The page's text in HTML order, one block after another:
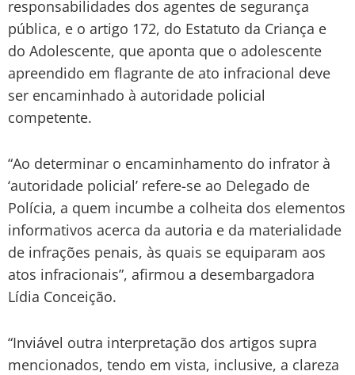
responsabilidades dos agentes de segurança
pública, e o artigo 172, do Estatuto da Criança e
do Adolescente, que aponta que o adolescente
apreendido em flagrante de ato infracional deve
ser encaminhado à autoridade policial
competente.
“Ao determinar o encaminhamento do infrator à
‘autoridade policial’ refere-se ao Delegado de
Polícia, a quem incumbe a colheita dos elementos
informativos acerca da autoria e da materialidade
de infrações penais, às quais se equiparam aos
atos infracionais”, afirmou a desembargadora
Lídia Conceição.
“Inviável outra interpretação dos artigos supra
mencionados, tendo em vista, inclusive, a clareza